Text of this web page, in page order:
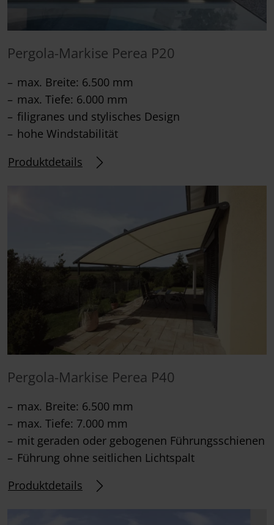
Pergola-Markise Perea P20
max. Breite: 6.500 mm
max. Tiefe: 6.000 mm
filigranes und stylisches Design
hohe Windstabilität
Produktdetails
Pergola-Markise Perea P40
max. Breite: 6.500 mm
max. Tiefe: 7.000 mm
mit geraden oder gebogenen Führungsschienen
Führung ohne seitlichen Lichtspalt
Produktdetails